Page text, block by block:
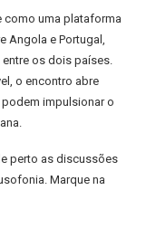
como uma plataforma
Angola e Portugal,
os dois países.
o encontro abre
impulsionar o
perto as discussões
Marque na